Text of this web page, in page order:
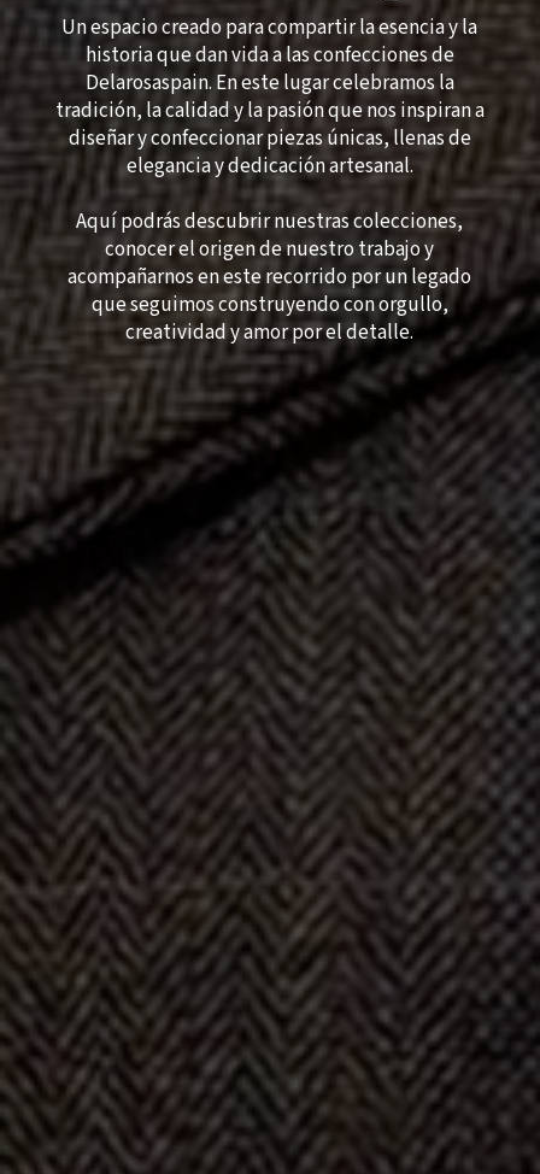
Un espacio creado para compartir la esencia y la
historia que dan vida a las confecciones de
Delarosaspain. En este lugar celebramos la
tradición, la calidad y la pasión que nos inspiran a
diseñar y confeccionar piezas únicas, llenas de
elegancia y dedicación artesanal.
Aquí podrás descubrir nuestras colecciones,
conocer el origen de nuestro trabajo y
acompañarnos en este recorrido por un legado
que seguimos construyendo con orgullo,
creatividad y amor por el detalle.